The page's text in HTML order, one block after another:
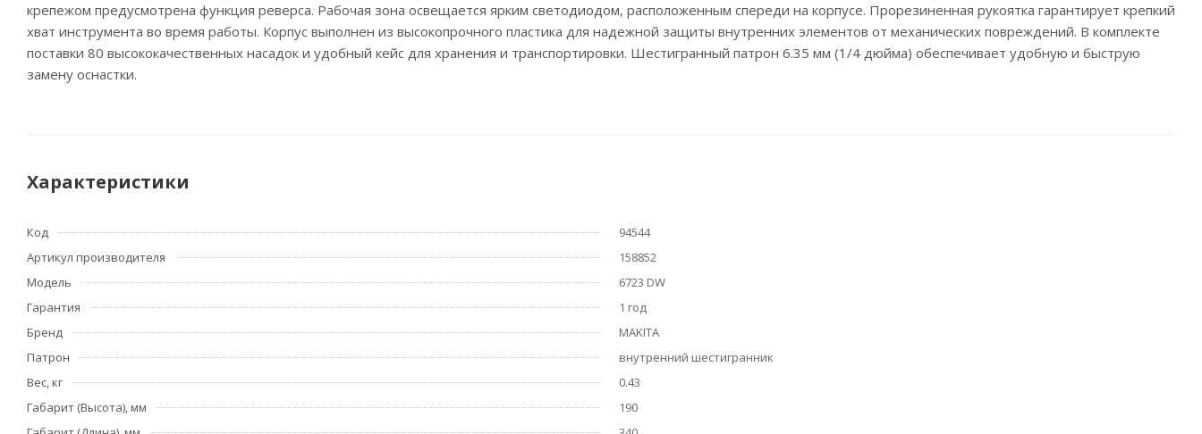
крепежом предусмотрена функция реверса. Рабочая зона освещается ярким светодиодом, расположенным спереди на корпусе. Прорезиненная рукоятка гарантирует крепкий
хват инструмента во время работы. Корпус выполнен из высокопрочного пластика для надежной защиты внутренних элементов от механических повреждений. В комплекте
поставки 80 высококачественных насадок и удобный кейс для хранения и транспортировки. Шестигранный патрон 6.35 мм (1/4 дюйма) обеспечивает удобную и быструю
замену оснастки.
Характеристики
Код
94544
Артикул производителя
158852
Модель
6723 DW
Гарантия
1 год
Бренд
MAKITA
Патрон
внутренний шестигранник
Вес, кг
0.43
Габарит (Высота), мм
190